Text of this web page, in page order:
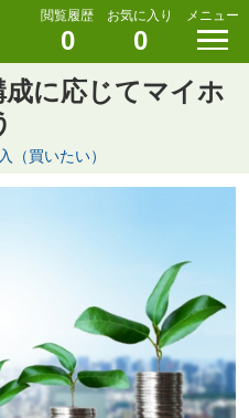
閲覧履歴
0
お気に入り
0
メニュー
成に応じてマイホ
（買いたい）